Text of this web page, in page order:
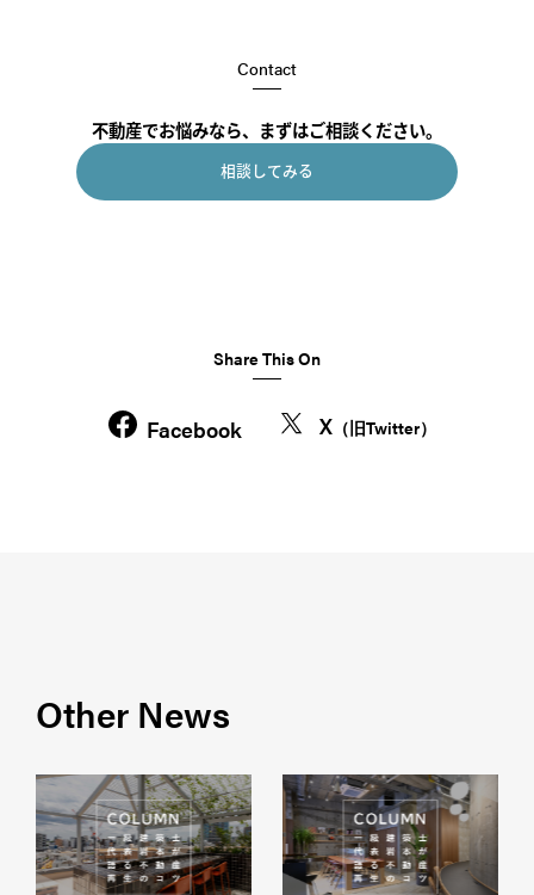
Contact
不動産でお悩みなら、まずはご相談ください。
相談してみる
Share This On
Facebook X （旧Twitter）
Other News